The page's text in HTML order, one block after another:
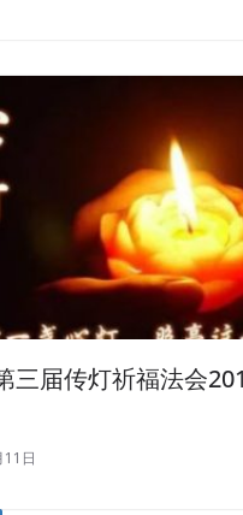
三届传灯祈福法会
日